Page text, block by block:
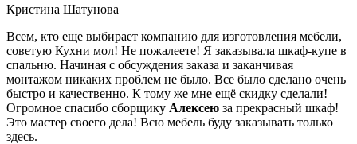
Кристина Шатунова
Всем, кто еще выбирает компанию для изготовления мебели,
советую Кухни мол! Не пожалеете! Я заказывала шкаф-купе в
спальню. Начиная с обсуждения заказа и заканчивая
монтажом никаких проблем не было. Все было сделано очень
быстро и качественно. К тому же мне ещё скидку сделали!
Огромное спасибо сборщику Алексею за прекрасный шкаф!
Это мастер своего дела! Всю мебель буду заказывать только
здесь.